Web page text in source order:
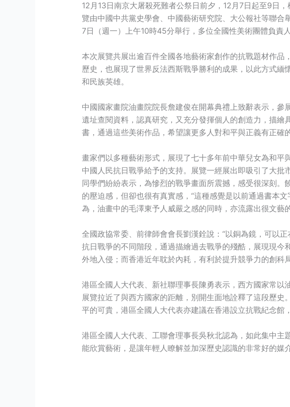
12月13日南京大屠殺死難者公祭日前夕，12月7日起至9日
覽由中國中共黨史學會、中國藝術研究院、大公報社等聯
7日（週一）上午10時45分舉行，多位全國性美術團體負責
本次展覽共展出逾百件全國各地藝術家創作的抗戰題材作
歷史，也展現了世界反法西斯戰爭勝利的成果，以此方式
和民族英雄。
中國國家畫院油畫院院長詹建俊在開幕典禮上致辭表示，
遺址查閱資料，認真研究，又充分發揮個人的創造力，描
書，通過這些美術作品，希望讓更多人對和平與正義有正確
畫家們以多種藝術形式，展現了七十多年前中華兒女為和
中國人民抗日戰爭給予的支持。展覽一經展出即吸引了大批
同學們紛紛表示，為慘烈的戰爭畫面所震撼，感受很深刻
的壓迫感，但卻也很有真實感，“這種感覺是以前通過書本
為，油畫中的毛澤東予人威嚴之感的同時，亦流露出很文藝
全國政協常委、前律師會會長劉漢銓說：“以銅為鏡，可以
抗日戰爭的不同階段，通過描繪過去戰爭的殘酷，展現現
外地入侵；而香港近年耽於內耗，有利於提升競爭力的創科
港區全國人大代表、新社聯理事長陳勇表示，西方國家常以
展覽拉近了與西方國家的距離，別開生面地詮釋了這段歷
平的可貴，港區全國人大代表亦建議在香港設立抗戰紀念館
港區全國人大代表、工聯會理事長吳秋北認為，如此集中
能欣賞藝術，是讓年輕人瞭解並加深歷史認識的非常好的媒介